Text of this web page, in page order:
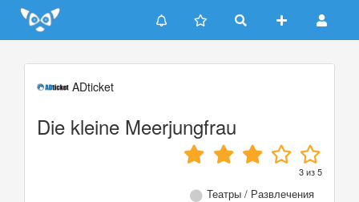
Update cookies preferences
ADticket
Die kleine Meerjungfrau
3из5
Театры / Развлечения